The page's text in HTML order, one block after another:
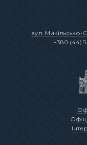
вул. Микільсько-
+380 (44)